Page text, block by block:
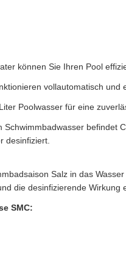
können Sie Ihren Pool
vollautomatisch
Poolwasser für eine
befindet
desinfiziert.
Salz in das
die desinfizierende
SMC: